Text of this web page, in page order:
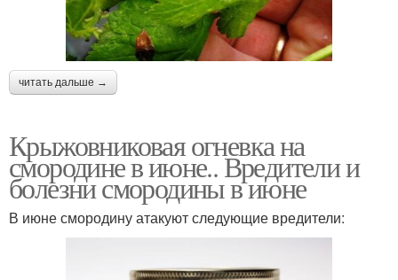
читать дальше →
Крыжовниковая огневка на
смородине в июне.. Вредители и
болезни смородины в июне
В июне смородину атакуют следующие вредители: